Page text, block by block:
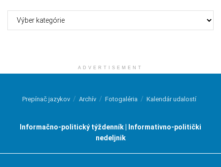
ADVERTISEMENT
Prepínač jazykov Archív Fotogaléria Kalendár udalostí
Informačno-politický týždenník | Informativno-politički
nedeljnik